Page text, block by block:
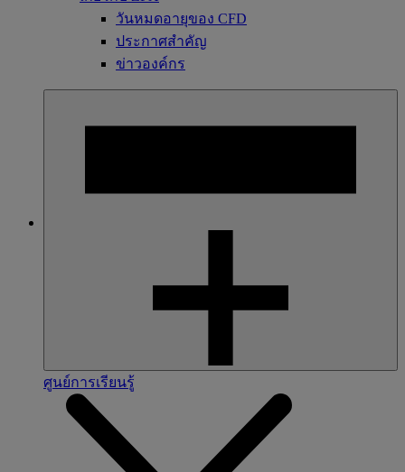
วันหมดอายุของ CFD
ประกาศสำคัญ
ข่าวองค์กร
ศูนย์การเรียนรู้